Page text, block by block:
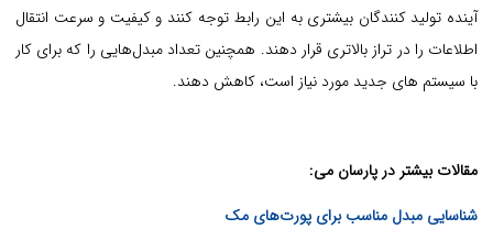
آینده تولید کنندگان بیشتری به این رابط توجه کنند و کیفیت و سرعت انتقال
اطلاعات را در تراز بالاتری قرار دهند. همچنین تعداد مبدل‌هایی را که برای کار
با سیستم های جدید مورد نیاز است، کاهش دهند.
مقالات بیشتر در پارسان می:
شناسایی مبدل مناسب برای پورت‌های مک